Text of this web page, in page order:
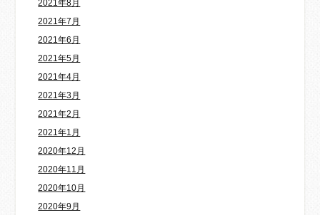
2021年8月
2021年7月
2021年6月
2021年5月
2021年4月
2021年3月
2021年2月
2021年1月
2020年12月
2020年11月
2020年10月
2020年9月